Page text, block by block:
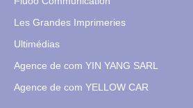
Les Grandes Imprimeries
Ultimédias
Agence de com YIN YANG SARL
Agence de com YELLOW CAR